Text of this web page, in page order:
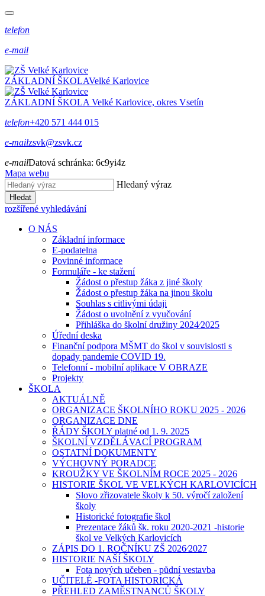
telefon
e-mail
ZÁKLADNÍ ŠKOLAVelké Karlovice
ZÁKLADNÍ ŠKOLA Velké Karlovice, okres Vsetín
telefon+420 571 444 015
e-mailzsvk@zsvk.cz
e-mailDatová schránka: 6c9yi4z
Mapa webu
Hledaný výraz
Hledat
rozšířené vyhledávání
O NÁS
Základní informace
E-podatelna
Povinné informace
Formuláře - ke stažení
Žádost o přestup žáka z jiné školy
Žádost o přestup žáka na jinou školu
Souhlas s citlivými údaji
Žádost o uvolnění z vyučování
Přihláška do školní družiny 2024⁄2025
Úřední deska
Finanční podpora MŠMT do škol v souvislosti s
dopady pandemie COVID 19.
Telefonní - mobilní aplikace V OBRAZE
Projekty
ŠKOLA
AKTUÁLNĚ
ORGANIZACE ŠKOLNÍHO ROKU 2025 - 2026
ORGANIZACE DNE
ŘÁDY ŠKOLY platné od 1. 9. 2025
ŠKOLNÍ VZDĚLÁVACÍ PROGRAM
OSTATNÍ DOKUMENTY
VÝCHOVNÝ PORADCE
KROUŽKY VE ŠKOLNÍM ROCE 2025 - 2026
HISTORIE ŠKOL VE VELKÝCH KARLOVICÍCH
Slovo zřizovatele školy k 50. výročí založení
školy
Historické fotografie škol
Prezentace žáků šk. roku 2020-2021 -historie
škol ve Velkých Karlovicích
ZÁPIS DO 1. ROČNÍKU ZŠ 2026⁄2027
HISTORIE NAŠÍ ŠKOLY
Fota nových učeben - půdní vestavba
UČITELÉ -FOTA HISTORICKÁ
PŘEHLED ZAMĚSTNANCŮ ŠKOLY